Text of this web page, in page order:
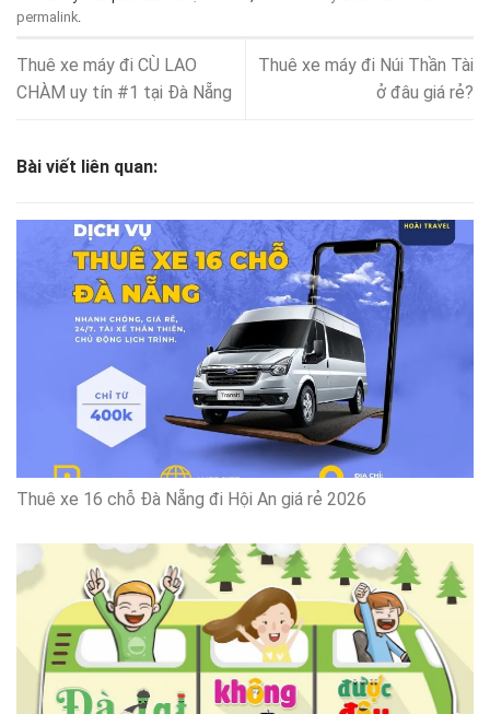
permalink
Thuê xe máy đi CÙ LAO
CHÀM uy tín #1 tại Đà Nẵng
Thuê xe máy đi Núi Thần Tài
ở đâu giá rẻ?
Bài viết liên quan:
Thuê xe 16 chỗ Đà Nẵng đi Hội An giá rẻ 2026